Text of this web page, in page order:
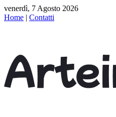
venerdì, 7 Agosto 2026
Home | Contatti